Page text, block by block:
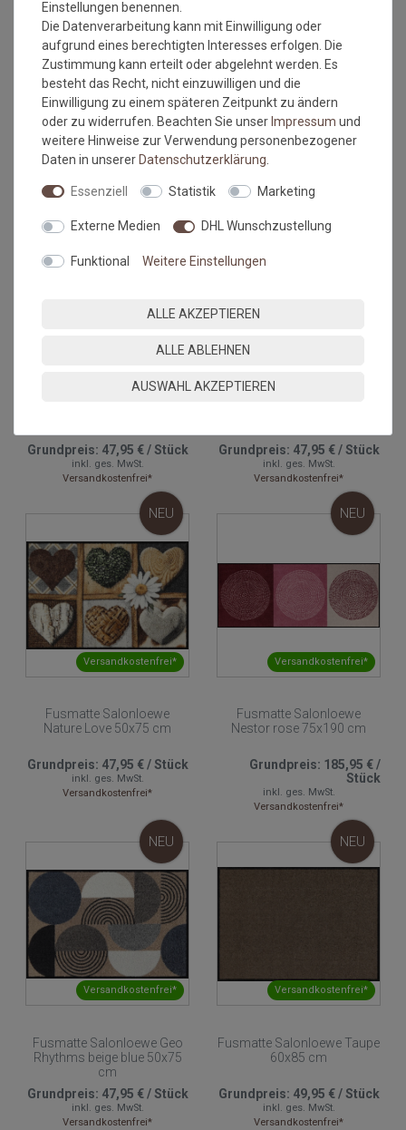
Versandkostenfrei*
Fusmatte Salonloewe
Trouble-Cats 50x75 cm
Grundpreis:47,95 €/Stück
inkl. ges. MwSt.
Versandkostenfrei*
Versandkostenfrei*
Fusmatte Salonloewe Lucky
Cats grey 50x75 cm
Grundpreis:47,95 €/Stück
inkl. ges. MwSt.
Versandkostenfrei*
Versandkostenfrei*
NEU
Grundpreis: 47,95 €/Stück
inkl. ges. MwSt.
Versandkostenfrei*
Grundpreis: 47,95 €/Stück
inkl. ges. MwSt.
Versandkostenfrei*
Versandkostenfrei*
NEU
Fusmatte Salonloewe
Nature Love 50x75 cm
Grundpreis: 47,95 €/Stück
inkl. ges. MwSt.
Versandkostenfrei*
Versandkostenfrei*
NEU
Fusmatte Salonloewe
Nestor rose 75x190 cm
Grundpreis: 185,95 €/
Stück
inkl. ges. MwSt.
Versandkostenfrei*
Versandkostenfrei*
NEU
Fusmatte Salonloewe Geo
Rhythms beige blue 50x75
cm
Grundpreis: 47,95 €/Stück
inkl. ges. MwSt.
Versandkostenfrei*
Versandkostenfrei*
NEU
Fusmatte Salonloewe Taupe
60x85 cm
Grundpreis: 49,95 €/Stück
inkl. ges. MwSt.
Versandkostenfrei*
Einstellungen benennen.
Die Datenverarbeitung kann mit Einwilligung oder
aufgrund eines berechtigten Interesses erfolgen. Die
Zustimmung kann erteilt oder abgelehnt werden. Es
besteht das Recht, nicht einzuwilligen und die
Einwilligung zu einem späteren Zeitpunkt zu ändern
oder zu widerrufen. Beachten Sie unserImpressum und
weitere Hinweise zur Verwendung personenbezogener
Daten in unsererDaten­schutz­erklärung
Essenziell Statistik Marketing
Externe Medien DHL Wunschzustellung
Funktional Weitere Einstellungen
ALLE AKZEPTIEREN
ALLE ABLEHNEN
AUSWAHL AKZEPTIEREN